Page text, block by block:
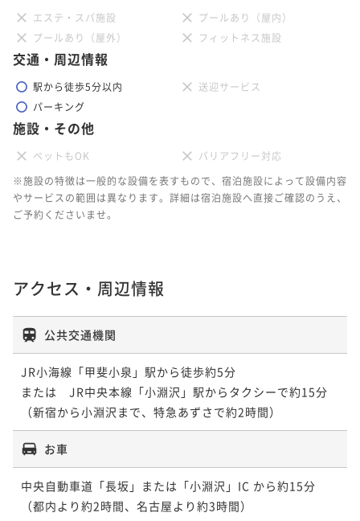
エステ・スパ施設
プールあり（屋内）
プールあり（屋外）
フィットネス施設
交通・周辺情報
駅から徒歩5分以内
送迎サービス
パーキング
施設・その他
ペットもOK
バリアフリー対応
※施設の特徴は一般的な設備を表すもので、宿泊施設によって設備内容
やサービスの範囲は異なります。詳細は宿泊施設へ直接ご確認のうえ、
ご予約くださいませ。
アクセス・周辺情報
公共交通機関
JR小海線「甲斐小泉」駅から徒歩約5分
または　JR中央本線「小淵沢」駅からタクシーで約15分
お車
中央自動車道「長坂」または「小淵沢」IC から約15分
（都内より約2時間、名古屋より約3時間）